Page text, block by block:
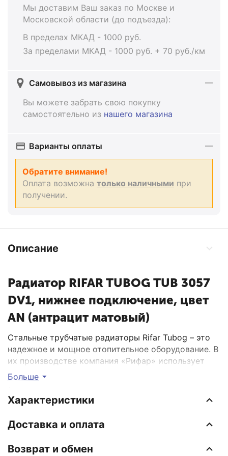
Мы доставим Ваш заказ по Москве и
Московской области (до подъезда):
В пределах МКАД - 1000 руб.
За пределами МКАД - 1000 руб. + 70 руб./км
Самовывоз из магазина
Вы можете забрать свою покупку
самостоятельно из нашего магазина
Варианты оплаты
Обратите внимание!
Оплата возможна только наличными при
получении.
Описание
Радиатор RIFAR TUBOG TUB 3057
DV1, нижнее подключение, цвет
AN (антрацит матовый)
Стальные трубчатые радиаторы Rifar Tubog – это
надежное и мощное отопительное оборудование. В
их производстве компания «Рифар» использует
особую сталь - с минимальным содержанием
углерода, кремния и марганца. Это значительно
повышает устойчивость материала к развитию
коррозии и накипи. Кроме этого, сталь
выпускается с удвоенной толщиной - в 1,6
миллиметра, вместо рекомендованного
европейского параметра в 0,8 миллиметра. В
Больше
Характеристики
Доставка и оплата
Возврат и обмен